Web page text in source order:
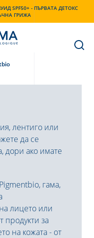
SPF50+ - ПЪРВАТА ДЕТОКС
ГРИЖА
лентиго или
да се
дори ако имате
гама,
лицето или
продукти за
на кожата - от